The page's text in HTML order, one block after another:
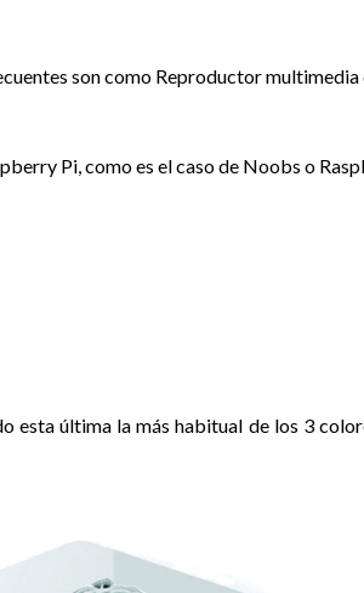
son como Reproductor
Pi, como es el caso de Noobs o
esta última la más habitual de los 3